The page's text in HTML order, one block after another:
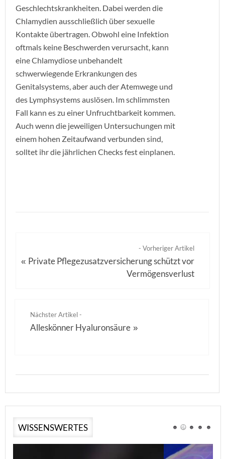
Geschlechtskrankheiten. Dabei werden die
Chlamydien ausschließlich über sexuelle
Kontakte übertragen. Obwohl eine Infektion
oftmals keine Beschwerden verursacht, kann
eine Chlamydiose unbehandelt
schwerwiegende Erkrankungen des
Genitalsystems, aber auch der Atemwege und
des Lymphsystems auslösen. Im schlimmsten
Fall kann es zu einer Unfruchtbarkeit kommen.
Auch wenn die jeweiligen Untersuchungen mit
einem hohen Zeitaufwand verbunden sind,
solltet ihr die jährlichen Checks fest einplanen.
- Vorheriger Artikel
« Private Pflegezusatzversicherung schützt vor
Vermögensverlust
Nächster Artikel -
Alleskönner Hyaluronsäure »
WISSENSWERTES